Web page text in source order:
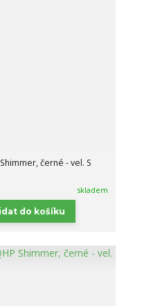
černé - vel. S
skladem
do košíku